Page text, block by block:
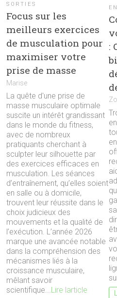
SORTIES
Focus sur les
meilleurs exercices
de musculation pour
maximiser votre
prise de masse
Marise
La quête d'une prise de
masse musculaire optimale
suscite un intérêt grandissant
dans le monde du fitness,
avec de nombreux
pratiquants cherchant à
sculpter leur silhouette par
des exercices efficaces en
musculation. Les séances
d’entraînement, qu’elles soient
en salle ou à domicile,
trouvent leur réussite dans le
choix judicieux des
mouvements et la qualité de
l’exécution. L’année 2026
marque une avancée notable
dans la compréhension des
mécanismes liés à la
croissance musculaire,
mêlant savoir
scientifique...Lire larticle
: